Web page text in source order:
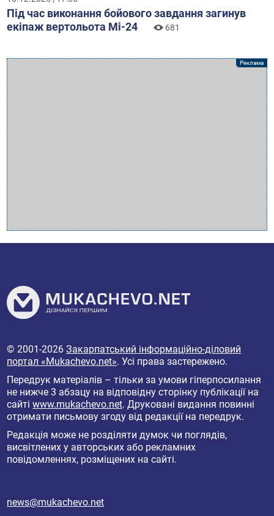
Під час виконання бойового завдання загинув
екіпаж вертольота Мі-24
681
© 2001-2026Закарпатський інформаційно-діловий
портал «Mukachevo.net». Усі права застережено.
Передрук матеріалів – тільки за умови гіперпосилання
не нижче 3 абзацу на відповідну сторінку публікації на
сайтіwww.mukachevo.net. Друковані видання повинні
отримати письмову згоду від редакції на передрук.
Редакція може не розділяти думок чи поглядів,
висвітлених у авторських або рекламних
повідомленнях, розміщених на сайті.
news@mukachevo.net